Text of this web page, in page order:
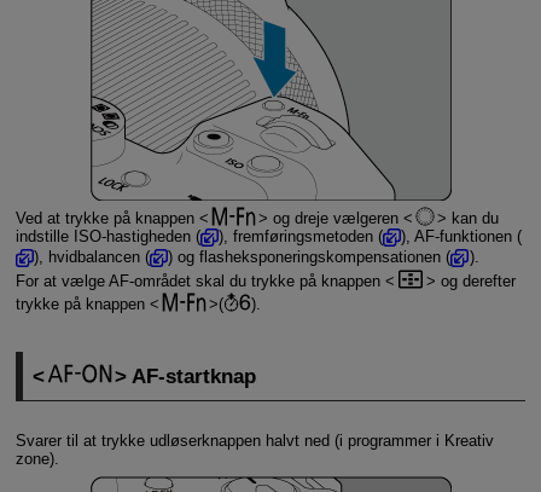
Ved at trykke på knappen og dreje vælgeren
kan du
indstille ISO-hastigheden (
), fremføringsmetoden (
), AF-funktionen (
), hvidbalancen (
) og flasheksponeringskompensationen (
).
For at vælge AF-området skal du trykke på knappen
og derefter
trykke på knappen
( ).
AF-startknap
Svarer til at trykke udløserknappen halvt ned (i programmer i Kreativ
zone).